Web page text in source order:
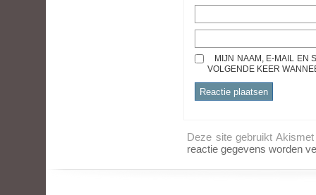
MIJN NAAM, E-MAIL EN
VOLGENDE KEER
Deze site gebruikt
reactie gegevens worden